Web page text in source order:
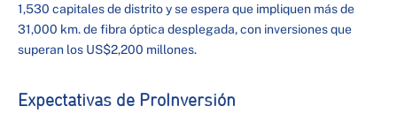
1,530 capitales de distrito y se espera que impliquen más de
31,000 km. de fibra óptica desplegada, con inversiones que
superan los US$2,200 millones.
Expectativas de ProInversión